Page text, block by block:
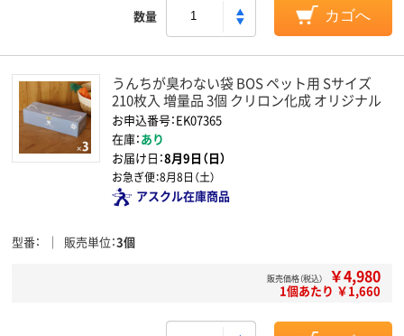
数量 カゴへ
うんちが臭わない袋 BOS ペット用 Sサイズ
210枚入 増量品 3個 クリロン化成 オリジナル
お申込番号：EK07365
在庫：あり
お届け日：8月9日（日）
お急ぎ便：8月8日（土）
アスクル在庫商品
型番 販売単位 3個
販売価格（税込） ￥4,980
1個あたり ￥1,660